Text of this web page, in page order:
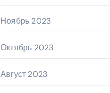
Ноябрь 2023
Октябрь 2023
Август 2023